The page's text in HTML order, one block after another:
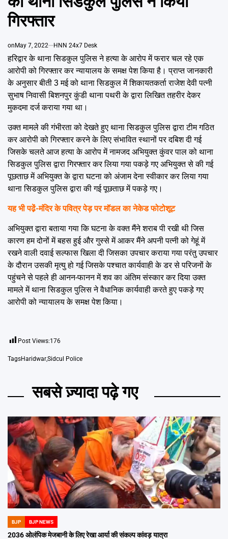
गिरफ्तार
on May 7, 2022 HNN 24x7 Desk
हरिद्वार के थाना सिडकुल पुलिस ने हत्या के आरोप में फरार चल रहे एक
आरोपी को गिरफ्तार कर न्यायालय के समक्ष पेश किया है। प्राप्त जानकारी
के अनुसार बीती 3 मई को थाना सिडकुल में शिकायतकर्ता राजेश देवी पत्नी
सुभाष निवासी बिशनपुर कुंडी थाना पथरी के द्वारा लिखित तहरीर देकर
मुकदमा दर्ज कराया गया था।
उक्त मामले की गंभीरता को देखते हुए थाना सिडकुल पुलिस द्वारा टीम गठित
कर आरोपी को गिरफ्तार करने के लिए संभावित स्थानों पर दबिश दी गई
जिसके चलते आज हत्या के आरोप में नामजद अभियुक्त कुंवर पाल को थाना
सिडकुल पुलिस द्वारा गिरफ्तार कर लिया गया पकड़े गए अभियुक्त से की गई
पूछताछ में अभियुक्त के द्वारा घटना को अंजाम देना स्वीकार कर लिया गया
थाना सिडकुल पुलिस द्वारा की गई पूछताछ में पकड़े गए।
यह भी पढे़ं-मंदिर के पवित्र पेड़ पर मॉडल का नेकेड फोटोशूट
अभियुक्त द्वारा बताया गया कि घटना के वक्त मैंने शराब पी रखी थी जिस
कारण हम दोनों में बहस हुई और गुस्से में आकर मैंने अपनी पत्नी को गेहूं में
रखने वाली दवाई सल्फास खिला दी जिसका उपचार कराया गया परंतु उपचार
के दौरान उसकी मृत्यु हो गई जिसके पश्चात कार्यवाही के डर से परिजनों के
पहुंचने से पहले ही आनन-फानन में शव का अंतिम संस्कार कर दिया उक्त
मामले में थाना सिडकुल पुलिस ने वैधानिक कार्यवाही करते हुए पकड़े गए
आरोपी को न्यायालय के समक्ष पेश किया।
Post Views:176
TagsHaridwar,Sidcul Police
सबसे ज़्यादा पढ़े गए
POSTED
IN
BJP BJP NEWS
2036 ओलंपिक मेजबानी के लिए रेखा आर्या की संकल्प कांवड़ यात्रा